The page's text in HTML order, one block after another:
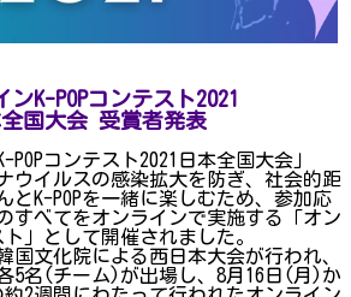
ンK-POPコンテスト2021
全国大会 受賞者発表
コンテスト2021日本全国大会」
ウイルスの感染拡大を防ぎ、社会的距
とK-POPを一緒に楽しむため、参加応
すべてをオンラインで実施する「オン
ト」として開催されました。
国文化院による西日本大会が行われ、
5名(チーム)が出場し、8月16日(月)か